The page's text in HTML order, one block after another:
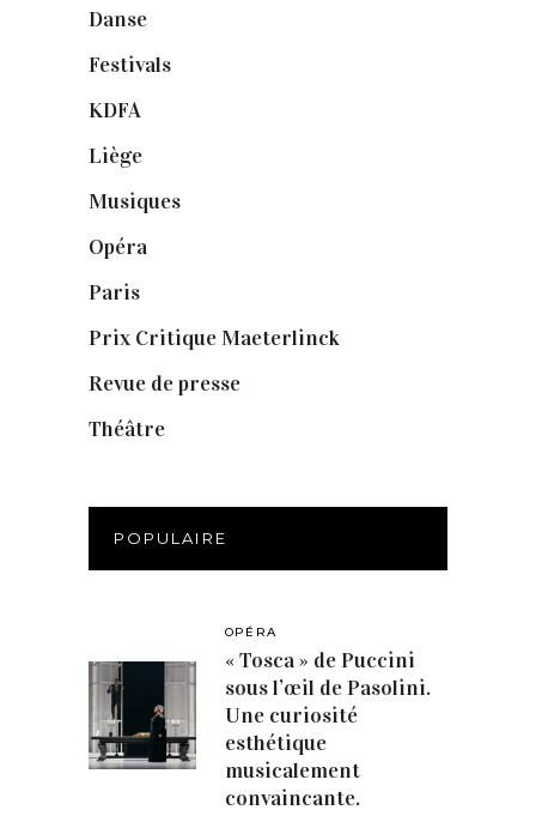
Danse
Festivals
KDFA
Liège
Musiques
Opéra
Paris
Prix Critique Maeterlinck
Revue de presse
Théâtre
POPULAIRE
OPÉRA
« Tosca » de Puccini
sous l’œil de Pasolini.
Une curiosité
esthétique
musicalement
convaincante.